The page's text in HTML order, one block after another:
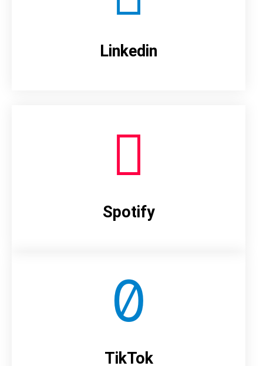
Linkedin
Spotify
TikTok